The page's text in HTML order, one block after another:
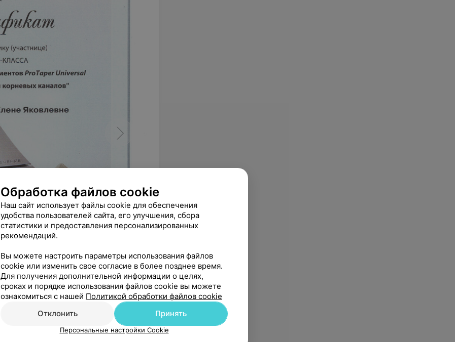
Обработка файлов cookie
Наш сайт использует файлы cookie для обеспечения
удобства пользователей сайта, его улучшения, сбора
статистики и предоставления персонализированных
рекомендаций.
Вы можете настроить параметры использования файлов
cookie или изменить свое согласие в более позднее время.
Для получения дополнительной информации о целях,
сроках и порядке использования файлов cookie вы можете
ознакомиться с нашей Политикой обработки файлов cookie
Отклонить
Принять
Персональные настройки Cookie